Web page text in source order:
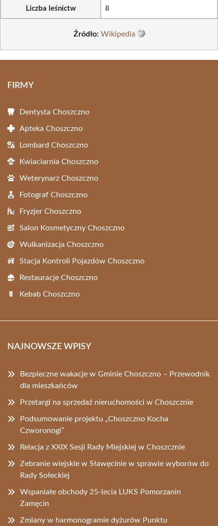
Liczba leśnictw 8
Źródło: Wikipedia
FIRMY
Dentysta Choszczno
Apteka Choszczno
Lombard Choszczno
Kwiaciarnia Choszczno
Weterynarz Choszczno
Fotograf Choszczno
Fryzjer Choszczno
Salon Kosmetyczny Choszczno
Wulkanizacja Choszczno
Stacja Kontroli Pojazdów Choszczno
Restauracje Choszczno
Kebab Choszczno
NAJNOWSZE WPISY
Bezpieczne wakacje w Gminie Choszczno – Przewodnik
dla mieszkańców
Przetargi na sprzedaż nieruchomości w Choszcznie
Podsumowanie projektu „Choszczno Kocha
Czworonogi”
Relacja z XXIX Sesji Rady Miejskiej w Choszcznie
Zebranie wiejskie w Sławęcinie w sprawie wyborów do
Rady Sołeckiej
Wspaniałe obchody 25-lecia LUKS Pomorzanin
Zamęcin
Zmiany w harmonogramie dyżurów Punktu